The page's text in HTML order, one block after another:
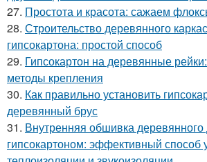
27. Простота и красота: сажаем
28. Строительство деревянного
гипсокартона: простой способ
29. Гипсокартон на деревянные
методы крепления
30. Как правильно установить
деревянный брус
31. Внутренняя обшивка
гипсокартоном: эффективный способ